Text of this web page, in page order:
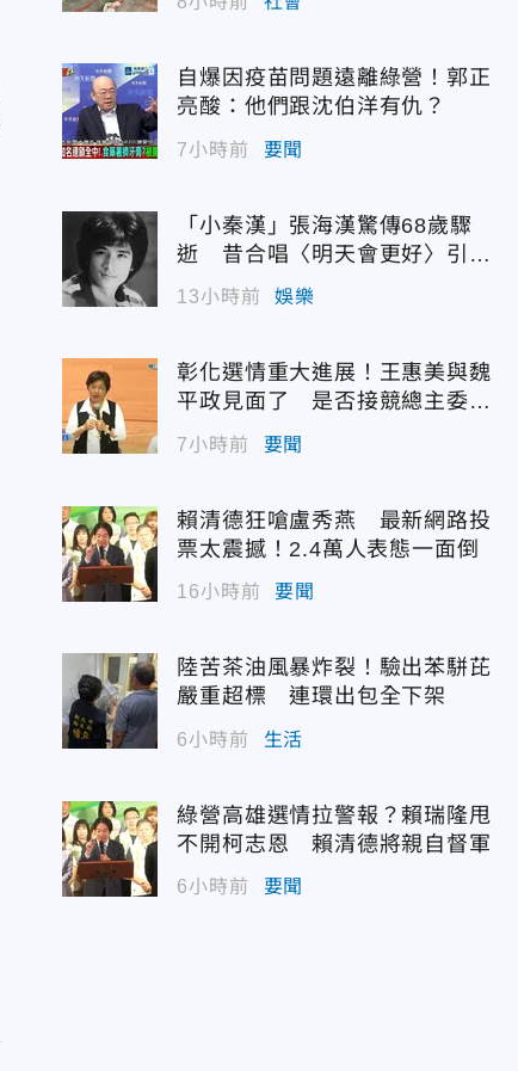
自爆因疫苗問題遠離綠營！郭正
亮酸：他們跟沈伯洋有仇？
7小時前 要聞
「小秦漢」張海漢驚傳68歲驟
逝 昔合唱〈明天會更好〉引追
13小時前 娛樂
彰化選情重大進展！王惠美與魏
平政見面了 是否接競總主委態
度曝光
7小時前 要聞
賴清德狂嗆盧秀燕 最新網路投
票太震撼！2.4萬人表態一面倒
16小時前 要聞
陸苦茶油風暴炸裂！驗出苯駢芘
嚴重超標 連環出包全下架
6小時前 生活
綠營高雄選情拉警報？賴瑞隆甩
不開柯志恩 賴清德將親自督軍
6小時前 要聞